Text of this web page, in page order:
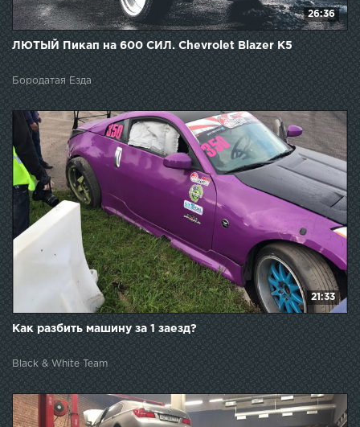
26:36
ЛЮТЫЙ Пикап на 600 СИЛ. Chevrolet Blazer K5
Бородатая Езда
21:33
Как разбить машину за 1 заезд?
Black & White Team